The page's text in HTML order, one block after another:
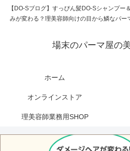
【DO-Sブログ】すっぴん髪DO-Sシャンプ
みが変わる？理美容師向けの目から鱗なパー
場末のパーマ屋の
ホーム
オンラインストア
理美容師業務用SHOP